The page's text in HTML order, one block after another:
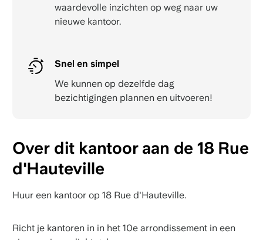
waardevolle inzichten op weg naar uw
nieuwe kantoor.
Snel en simpel
We kunnen op dezelfde dag
bezichtigingen plannen en uitvoeren!
Over dit kantoor aan de 18 Rue
d'Hauteville
Huur een kantoor op 18 Rue d'Hauteville.
Richt je kantoren in in het 10e arrondissement in een